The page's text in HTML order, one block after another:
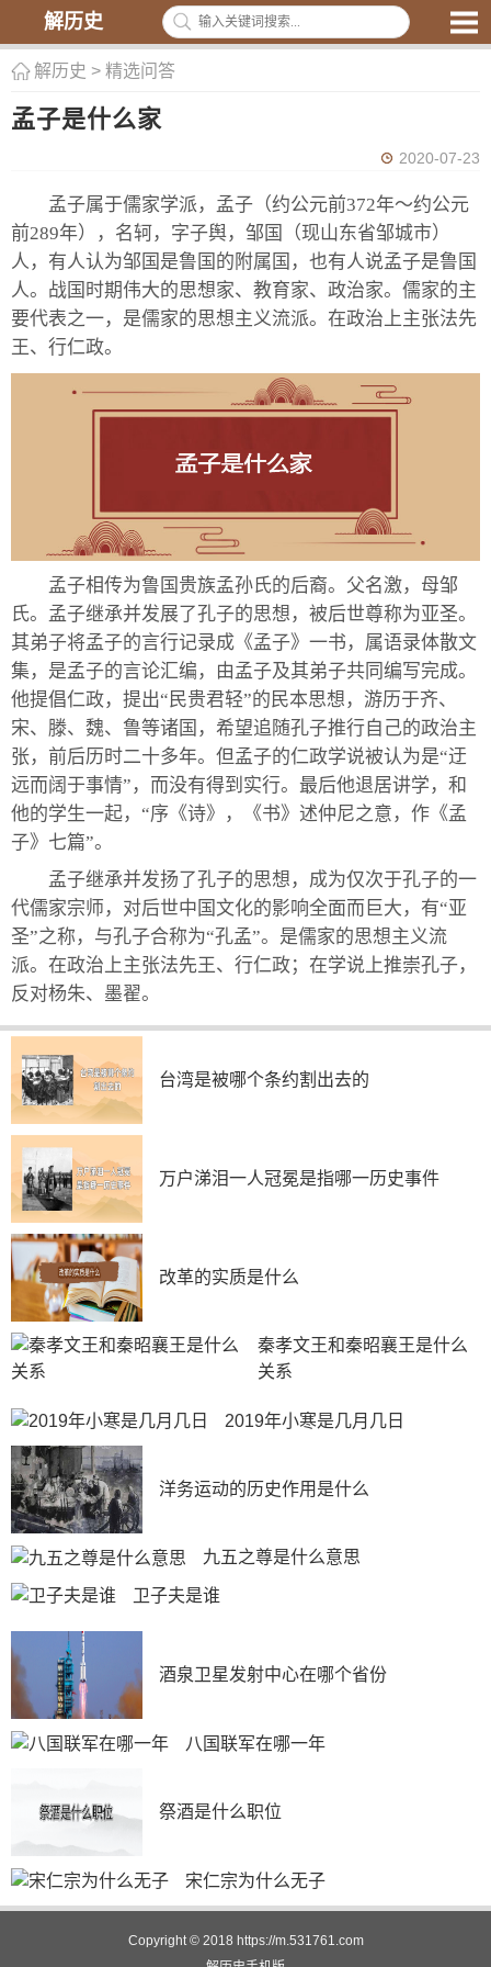
解历史
解历史 > 精选问答
孟子是什么家
2020-07-23
孟子属于儒家学派，孟子（约公元前372年～约公元
前289年），名轲，字子舆，邹国（现山东省邹城市）
人，有人认为邹国是鲁国的附属国，也有人说孟子是鲁国
人。战国时期伟大的思想家、教育家、政治家。儒家的主
要代表之一，是儒家的思想主义流派。在政治上主张法先
王、行仁政。
孟子相传为鲁国贵族孟孙氏的后裔。父名激，母邹
氏。孟子继承并发展了孔子的思想，被后世尊称为亚圣。
其弟子将孟子的言行记录成《孟子》一书，属语录体散文
集，是孟子的言论汇编，由孟子及其弟子共同编写完成。
他提倡仁政，提出“民贵君轻”的民本思想，游历于齐、
宋、滕、魏、鲁等诸国，希望追随孔子推行自己的政治主
张，前后历时二十多年。但孟子的仁政学说被认为是“迂
远而阔于事情”，而没有得到实行。最后他退居讲学，和
他的学生一起，“序《诗》，《书》述仲尼之意，作《孟
子》七篇”。
孟子继承并发扬了孔子的思想，成为仅次于孔子的一
代儒家宗师，对后世中国文化的影响全面而巨大，有“亚
圣”之称，与孔子合称为“孔孟”。是儒家的思想主义流
派。在政治上主张法先王、行仁政；在学说上推崇孔子，
反对杨朱、墨翟。
台湾是被哪个条约割出去的
万户涕泪一人冠冕是指哪一历史事件
改革的实质是什么
秦孝文王和秦昭襄王是什么
关系
2019年小寒是几月几日
洋务运动的历史作用是什么
九五之尊是什么意思
卫子夫是谁
酒泉卫星发射中心在哪个省份
八国联军在哪一年
祭酒是什么职位
宋仁宗为什么无子
Copyright © 2018 https://m.531761.com